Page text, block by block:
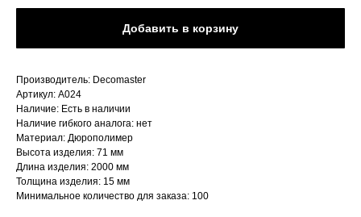
Добавить в корзину
Производитель: Decomaster
Артикул: A024
Наличие: Есть в наличии
Наличие гибкого аналога: нет
Материал: Дюрополимер
Высота изделия: 71 мм
Длина изделия: 2000 мм
Толщина изделия: 15 мм
Минимальное количество для заказа: 100